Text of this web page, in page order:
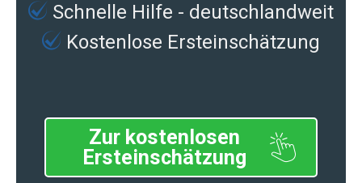
Schnelle Hilfe - deutschlandweit
Kostenlose Ersteinschätzung
Zur kostenlosen
Ersteinschätzung